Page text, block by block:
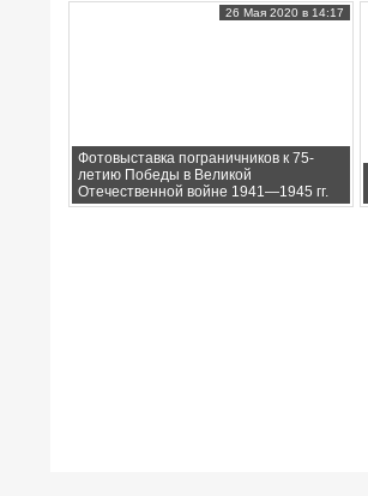
Фотовыставка пограничников к 75-
летию Победы в Великой
Отечественной войне 1941—1945 гг.
26 Мая 2020 в 14:17